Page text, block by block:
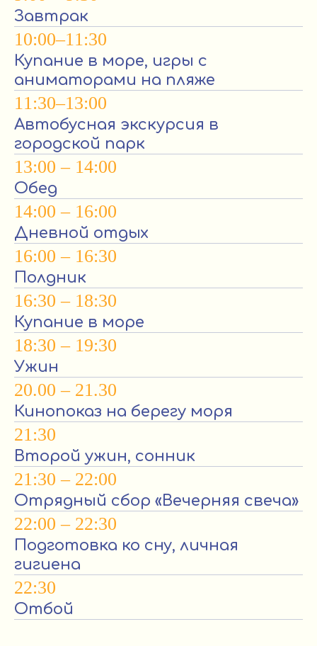
Завтрак
10:00–11:30
Купание в море, игры с
аниматорами на пляже
11:30–13:00
Автобусная экскурсия в
городской парк
13:00 – 14:00
Обед
14:00 – 16:00
Дневной отдых
16:00 – 16:30
Полдник
16:30 – 18:30
Купание в море
18:30 – 19:30
Ужин
20.00 – 21.30
Кинопоказ на берегу моря
21:30
Второй ужин, сонник
21:30 – 22:00
Отрядный сбор «Вечерняя свеча»
22:00 – 22:30
Подготовка ко сну, личная
гигиена
22:30
Отбой